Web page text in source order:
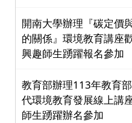
開南大學辦理『碳定價
的關係』環境教育講座
興趣師生踴躍報名參加
教育部辦理113年教育
代環境教育發展線上講
師生踴躍辦名參加